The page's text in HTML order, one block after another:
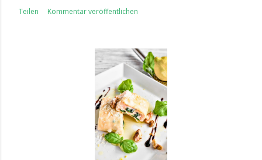
Teilen Kommentar veröffentlichen